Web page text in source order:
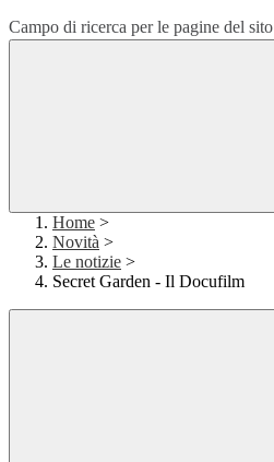
Campo di ricerca per le pagine del sito
Home >
Novità >
Le notizie >
Secret Garden - Il Docufilm